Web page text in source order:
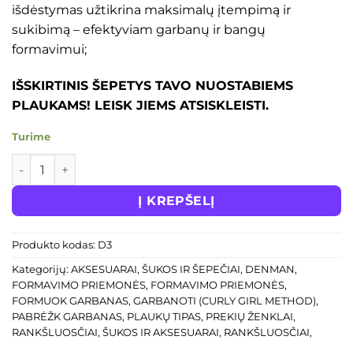
išdėstymas užtikrina maksimalų įtempimą ir
sukibimą – efektyviam garbanų ir bangų
formavimui;
IŠSKIRTINIS ŠEPETYS TAVO NUOSTABIEMS
PLAUKAMS! LEISK JIEMS ATSISKLEISTI.
Turime
produkto kiekis: DENMAN plaukų formavimo šepetys -
Į KREPŠELĮ
Produkto kodas: D3
Kategorijų: AKSESUARAI, ŠUKOS IR ŠEPEČIAI, DENMAN,
FORMAVIMO PRIEMONĖS, FORMAVIMO PRIEMONĖS,
FORMUOK GARBANAS, GARBANOTI (CURLY GIRL METHOD),
PABRĖŽK GARBANAS, PLAUKŲ TIPAS, PREKIŲ ŽENKLAI,
RANKŠLUOSČIAI, ŠUKOS IR AKSESUARAI, RANKŠLUOSČIAI,